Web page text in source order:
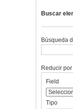
Buscar
Búsqueda
rows
Reducir
de
búsqueda
de
búsqueda
de
búsqueda
de
Búsqueda
Field
Tipo